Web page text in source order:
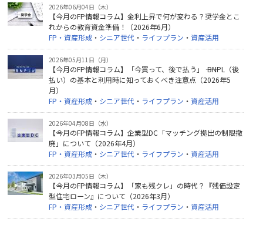
2026年06月04日（木）
【今月のFP情報コラム】金利上昇で何が変わる？奨学金とこ
れからの教育資金準備！（2026年6月）
FP・資産形成 ・ シニア世代 ・ ライフプラン ・資産活用
2026年05月11日（月）
【今月のFP情報コラム】「今買って、後で払う」 ―― BNPL（後
払い）の基本と利用時に知っておくべき注意点（2026年5
月）
FP・資産形成 ・ シニア世代 ・ ライフプラン ・資産活用
2026年04月08日（水）
【今月のFP情報コラム】企業型DC「マッチング拠出の制限撤
廃」について（2026年4月）
FP・資産形成 ・ シニア世代 ・ ライフプラン ・資産活用
2026年03月05日（木）
【今月のFP情報コラム】「家も残クレ」の時代？『残価設定
型住宅ローン』について（2026年3月）
FP・資産形成 ・ シニア世代 ・ ライフプラン ・資産活用